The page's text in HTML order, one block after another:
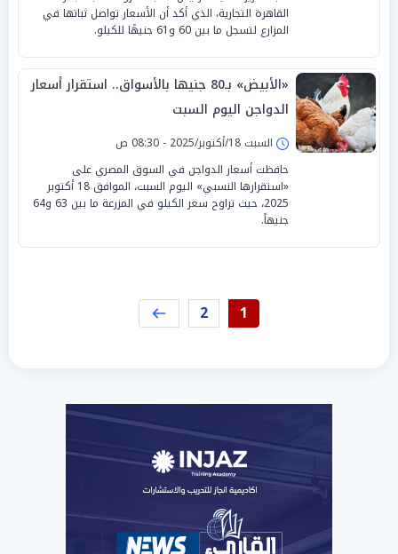
القاهرة التجارية، الذي أكد أن الأسعار تواصل ثباتها في
المزارع لتسجل ما بين 60 و61 جنيهًا للكيلو.
«الأبيض» بـ80 جنيها بالأسواق.. استقرار أسعار
الدواجن اليوم السبت
السبت 18/أكتوبر/2025 - 08:30 ص
حافظت أسعار الدواجن في السوق المصري على
«استقرارها النسبي» اليوم السبت، الموافق 18 أكتوبر
2025، حيث تراوح سعر الكيلو في المزرعة ما بين 63 و64
جنيهاً.
1
2